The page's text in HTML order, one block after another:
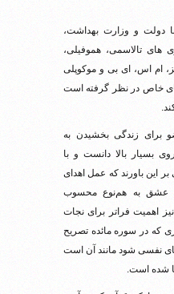
دولت و وزارت بهداشت،
تالاسمی، هموفیلی،
ام اس، ای بی و موکوپلی
های خاص در نظر گرفته است
برای زندگی بخشیدن به
بسیار بالا دانست و با
بر این باورند که عمل اهدای
عشق به هم‌نوع محسوب
اهمیت فراتر برای نجات
که در سوره مائده تصریح
نفسی شود مانند آن است
شده است.